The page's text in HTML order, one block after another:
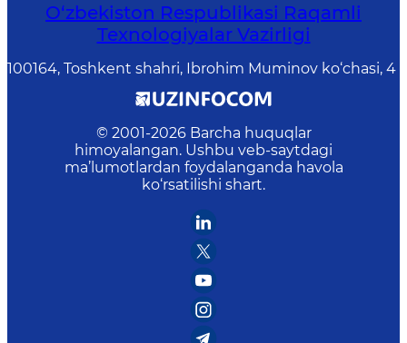
O‘zbekiston Respublikasi Raqamli
Texnologiyalar Vazirligi
100164, Toshkent shahri, Ibrohim Muminov ko‘chasi, 4
© 2001-2026 Barcha huquqlar
himoyalangan. Ushbu veb-saytdagi
ma’lumotlardan foydalanganda havola
ko‘rsatilishi shart.